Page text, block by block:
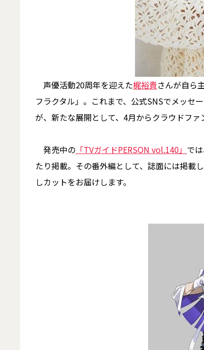
声優活動20周年を迎えた梶裕貴さんが自ら
フラクタル」。これまで、公式SNSでメッセ
が、新たな展開として、4月からクラウドフ
発売中の 「TVガイドPERSON vol.140」 で
たり掲載。その番外編として、誌面には掲載
しカットをお届けします。